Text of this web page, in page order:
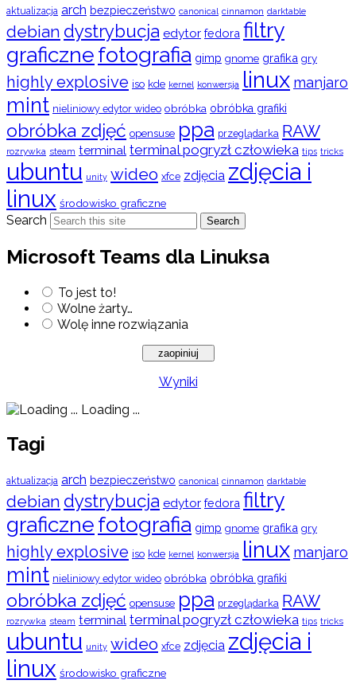
aktualizacja arch bezpieczeństwo canonical cinnamon darktable
debian dystrybucja edytor fedora filtry
graficznefotografia gimp gnome grafika gry
highly explosive iso kde kernel konwersja linux manjaro
mint nieliniowy edytor wideo obróbka obróbka grafiki
obróbka zdjęć opensuse ppa przeglądarka RAW
rozrywka steam terminal terminal pogryzł człowieka tips tricks
ubuntu unity wideo xfce zdjęcia zdjęcia i
linux środowisko graficzne
Search Search
Microsoft Teams dla Linuksa
To jest to!
Wolne żarty…
Wolę inne rozwiązania
Wyniki
Loading ...
Tagi
aktualizacja arch bezpieczeństwo canonical cinnamon darktable
debian dystrybucja edytor fedora filtry
graficznefotografia gimp gnome grafika gry
highly explosive iso kde kernel konwersja linux manjaro
mint nieliniowy edytor wideo obróbka obróbka grafiki
obróbka zdjęć opensuse ppa przeglądarka RAW
rozrywka steam terminal terminal pogryzł człowieka tips tricks
ubuntu unity wideo xfce zdjęcia zdjęcia i
linux środowisko graficzne